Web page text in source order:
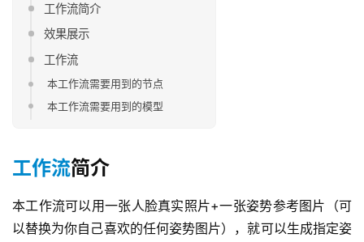
工作流简介
效果展示
工作流
本工作流需要用到的节点
本工作流需要用到的模型
工作流简介
本工作流可以用一张人脸真实照片+一张姿势参考图片（可
以替换为你自己喜欢的任何姿势图片），就可以生成指定姿